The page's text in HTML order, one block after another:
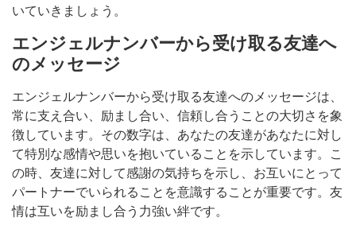
いていきましょう。
エンジェルナンバーから受け取る友達へ
のメッセージ
エンジェルナンバーから受け取る友達へのメッセージは、
常に支え合い、励まし合い、信頼し合うことの大切さを象
徴しています。その数字は、あなたの友達があなたに対し
て特別な感情や思いを抱いていることを示しています。こ
の時、友達に対して感謝の気持ちを示し、お互いにとって
パートナーでいられることを意識することが重要です。友
情は互いを励まし合う力強い絆です。